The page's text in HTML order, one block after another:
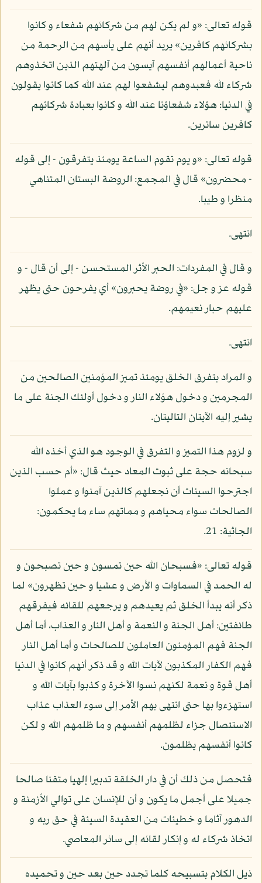
قوله تعالى: «و لم يكن لهم من شركائهم شفعاء و كانوا
بشركائهم كافرين» يريد أنهم على يأسهم من الرحمة من
ناحية أعمالهم أنفسهم آيسون من آلهتهم الذين اتخذوهم
شركاء لله فعبدوهم ليشفعوا لهم عند الله كما كانوا يقولون
في الدنيا: هؤلاء شفعاؤنا عند الله و كانوا بعبادة شركائهم
كافرين ساترين.
قوله تعالى: «و يوم تقوم الساعة يومئذ يتفرقون - إلى قوله
- محضرون» قال في المجمع: الروضة البستان المتناهي
منظرا و طيبا.
انتهى.
و قال في المفردات: الحبر الأثر المستحسن - إلى أن قال - و
قوله عز و جل: «في روضة يحبرون» أي يفرحون حتى يظهر
عليهم حبار نعيمهم.
انتهى.
و المراد بتفرق الخلق يومئذ تميز المؤمنين الصالحين من
المجرمين و دخول هؤلاء النار و دخول أولئك الجنة على ما
يشير إليه الآيتان التاليتان.
و لزوم هذا التميز و التفرق في الوجود هو الذي أخذه الله
سبحانه حجة على ثبوت المعاد حيث قال: «أم حسب الذين
اجترحوا السيئات أن نجعلهم كالذين آمنوا و عملوا
الصالحات سواء محياهم و مماتهم ساء ما يحكمون:
الجاثية: 21.
قوله تعالى: «فسبحان الله حين تمسون و حين تصبحون و
له الحمد في السماوات و الأرض و عشيا و حين تظهرون» لما
ذكر أنه يبدأ الخلق ثم يعيدهم و يرجعهم للقائه فيفرقهم
طائفتين: أهل الجنة و النعمة و أهل النار و العذاب، أما أهل
الجنة فهم المؤمنون العاملون للصالحات و أما أهل النار
فهم الكفار المكذبون لآيات الله و قد ذكر أنهم كانوا في الدنيا
أهل قوة و نعمة لكنهم نسوا الآخرة و كذبوا بآيات الله و
استهزءوا بها حتى انتهى بهم الأمر إلى سوء العذاب عذاب
الاستئصال جزاء لظلمهم أنفسهم و ما ظلمهم الله و لكن
كانوا أنفسهم يظلمون.
فتحصل من ذلك أن في دار الخلقة تدبيرا إلهيا متقنا صالحا
جميلا على أجمل ما يكون و أن للإنسان على توالي الأزمنة و
الدهور آثاما و خطيئات من العقيدة السيئة في حق ربه و
اتخاذ شركاء له و إنكار لقائه إلى سائر المعاصي.
ذيل الكلام بتسبيحه كلما تجدد حين بعد حين و تحميده